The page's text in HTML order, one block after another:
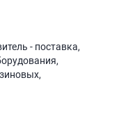
- поставка,